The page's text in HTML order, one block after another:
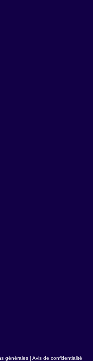
générales Avis de confidentialité